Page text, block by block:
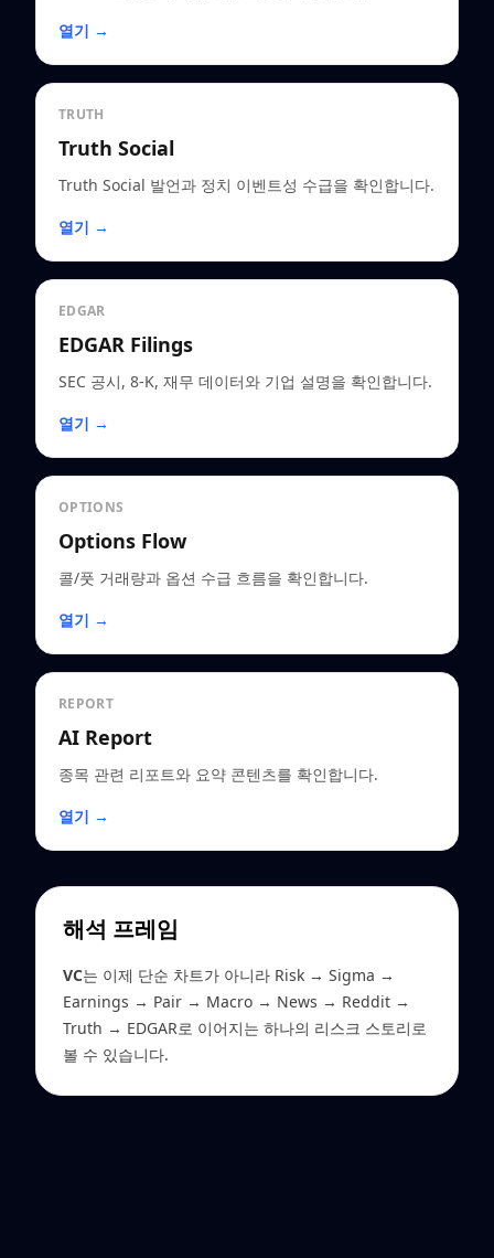
열기 →
TRUTH
Truth Social
Truth Social 발언과 정치 이벤트성 수급을 확인합니다.
열기 →
EDGAR
EDGAR Filings
SEC 공시, 8-K, 재무 데이터와 기업 설명을 확인합니다.
열기 →
OPTIONS
Options Flow
콜/풋 거래량과 옵션 수급 흐름을 확인합니다.
열기 →
REPORT
AI Report
종목 관련 리포트와 요약 콘텐츠를 확인합니다.
열기 →
해석 프레임
VC는 이제 단순 차트가 아니라 Risk → Sigma →
Earnings → Pair → Macro → News → Reddit →
Truth → EDGAR로 이어지는 하나의 리스크 스토리로
볼 수 있습니다.